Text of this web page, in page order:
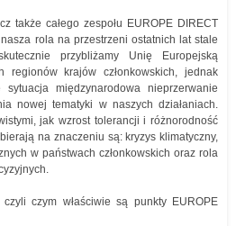
także całego zespołu EUROPE DIRECT
rola na przestrzeni ostatnich lat stale
przybliżamy Unię Europejską
regionów krajów członkowskich, jednak
międzynarodowa nieprzerwanie
nowej tematyki w naszych działaniach.
jak wzrost tolerancji i różnorodność
na znaczeniu są: kryzys klimatyczny,
w państwach członkowskich oraz rola
czym właściwie są punkty EUROPE